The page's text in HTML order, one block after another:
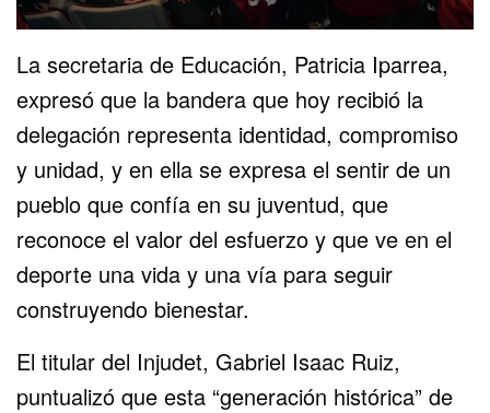
La secretaria de Educación, Patricia Iparrea,
expresó que la bandera que hoy recibió la
delegación representa identidad, compromiso
y unidad, y en ella se expresa el sentir de un
pueblo que confía en su juventud, que
reconoce el valor del esfuerzo y que ve en el
deporte una vida y una vía para seguir
construyendo bienestar.
El titular del Injudet, Gabriel Isaac Ruiz,
puntualizó que esta “generación histórica” de